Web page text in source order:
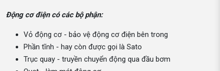
Động cơ điện có các bộ phận:
Vỏ động cơ - bảo vệ động cơ điện bên trong
Phần tĩnh - hay còn được gọi là Sato
Trục quay - truyền chuyển động qua đầu bơm